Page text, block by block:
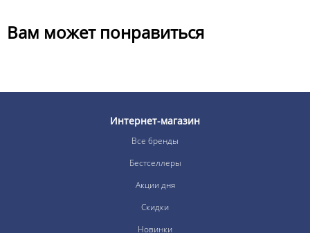
Вам может понравиться
Интернет-магазин
Все бренды
Бестселлеры
Акции дня
Скидки
Новинки